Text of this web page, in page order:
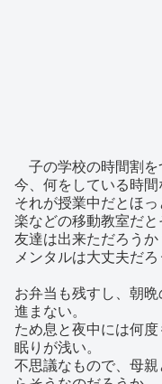
子の学校の時間割を
今、何をしている時間
それが授業中だとほ
楽などの移動教室だと
友達は出来ただろうか
メンタルは大丈夫だろ
お弁当も残すし、朝
進まない。
ため息と夜中には何
眠りが浅い。
不思議なもので、母